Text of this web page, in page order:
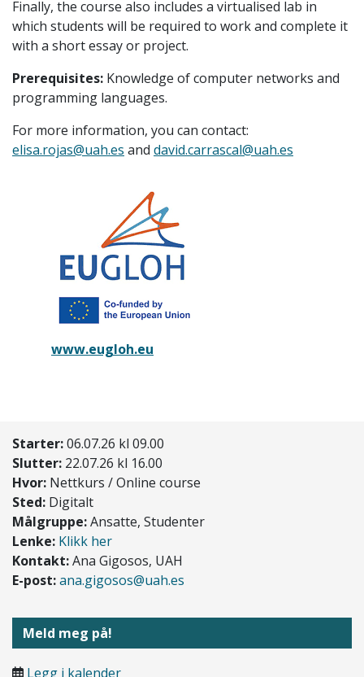
Finally, the course also includes a virtualised lab in
which students will be required to work and complete it
with a short essay or project.
Prerequisites: Knowledge of computer networks and
programming languages.
For more information, you can contact:
elisa.rojas@uah.es and david.carrascal@uah.es
www.eugloh.eu
Starter:06.07.26 kl 09.00
Slutter: 22.07.26 kl 16.00
Hvor: Nettkurs / Online course
Sted: Digitalt
Målgruppe:Ansatte, Studenter
Lenke: Klikk her
Kontakt:Ana Gigosos, UAH
E-post:ana.gigosos@uah.es
Meld meg på!
Legg i kalender